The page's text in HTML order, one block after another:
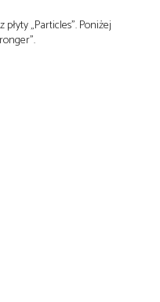
„Particles”. Poniżej